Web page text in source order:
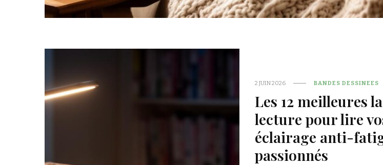
2 JUIN 2026 BANDES DESSINEES
Les 12 meilleures
lecture pour lire
éclairage anti-
passionnés